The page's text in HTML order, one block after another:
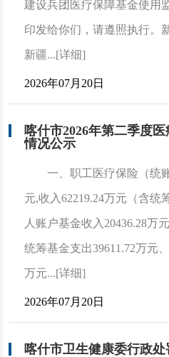
建设兵团医疗保障基金使用
印发给你们，请遵照执行。
新疆...[详细]
2026年07月20日
喀什市2026年第二季度
情况公示
一、职工医疗保险（统
元,收入62219.24万元（含统
人账户基金收入20436.28万
统筹基金支出39611.72万元
万元...[详细]
2026年07月20日
喀什市卫生健康委行政